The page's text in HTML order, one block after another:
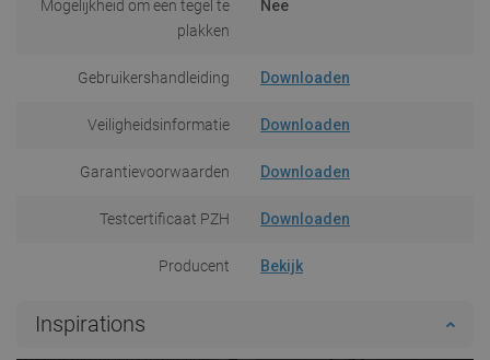
Mogelijkheid om een tegel te
plakken
Nee
Gebruikershandleiding Downloaden
Veiligheidsinformatie Downloaden
Garantievoorwaarden Downloaden
Testcertificaat PZH Downloaden
Producent Bekijk
Inspirations